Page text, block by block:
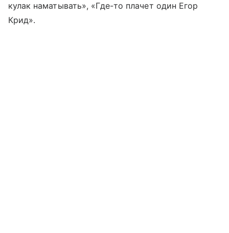
кулак наматывать», «Где-то плачет один Егор
Крид».